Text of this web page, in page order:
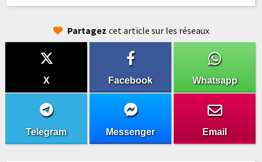
Partagez cet article sur les réseaux
X Facebook Whatsapp
Telegram Messenger Email